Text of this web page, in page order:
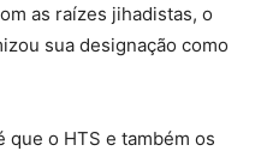
as raízes jihadistas, o
sua designação como
que o HTS e também os